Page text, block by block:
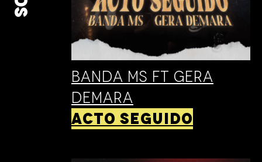
Banda MS FT GERA
DEMARA
ACTO SEGUIDO